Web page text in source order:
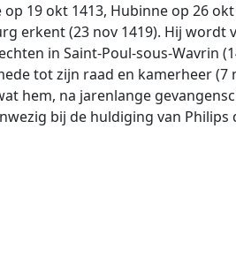
19 okt 1413, Hubinne op 26
erkent (23 nov 1419). Hij wordt
in Saint-Poul-sous-Wavrin
tot zijn raad en kamerheer (7
hem, na jarenlange
bij de huldiging van